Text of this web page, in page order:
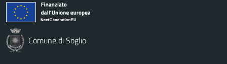
Comune di Soglio